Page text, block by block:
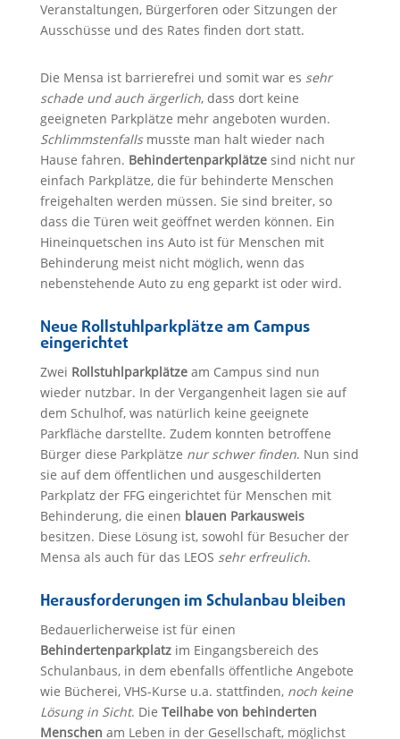
Veranstaltungen, Bürgerforen oder Sitzungen der
Ausschüsse und des Rates finden dort statt.
Die Mensa ist barrierefrei und somit war es sehr
schade und auch ärgerlich, dass dort keine
geeigneten Parkplätze mehr angeboten wurden.
Schlimmstenfallsmusste man halt wieder nach
Hause fahren. Behindertenparkplätzesind nicht nur
einfach Parkplätze, die für behinderte Menschen
freigehalten werden müssen. Sie sind breiter, so
dass die Türen weit geöffnet werden können. Ein
Hineinquetschen ins Auto ist für Menschen mit
Behinderung meist nicht möglich, wenn das
nebenstehende Auto zu eng geparkt ist oder wird.
Neue Rollstuhlparkplätze am Campus
eingerichtet
Zwei Rollstuhlparkplätzeam Campus sind nun
wieder nutzbar. In der Vergangenheit lagen sie auf
dem Schulhof, was natürlich keine geeignete
Parkfläche darstellte. Zudem konnten betroffene
Bürger diese Parkplätze nur schwer finden. Nun sind
sie auf dem öffentlichen und ausgeschilderten
Parkplatz der FFG eingerichtet für Menschen mit
Behinderung, die einen blauen Parkausweis
besitzen. Diese Lösung ist, sowohl für Besucher der
Mensa als auch für das LEOS sehr erfreulich.
Herausforderungen im Schulanbau bleiben
Bedauerlicherweise ist für einen
Behindertenparkplatzim Eingangsbereich des
Schulanbaus, in dem ebenfalls öffentliche Angebote
wie Bücherei, VHS-Kurse u.a. stattfinden, noch keine
Lösung in Sicht. Die Teilhabe von behinderten
Menschen am Leben in der Gesellschaft, möglichst